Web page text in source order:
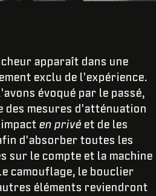
apparaît dans une
exclu de l'expérience.
évoqué par le passé,
des mesures d'atténuation
en privé et de les
d'absorber toutes les
sur le compte et la machine
camouflage, le bouclier
éléments reviendront